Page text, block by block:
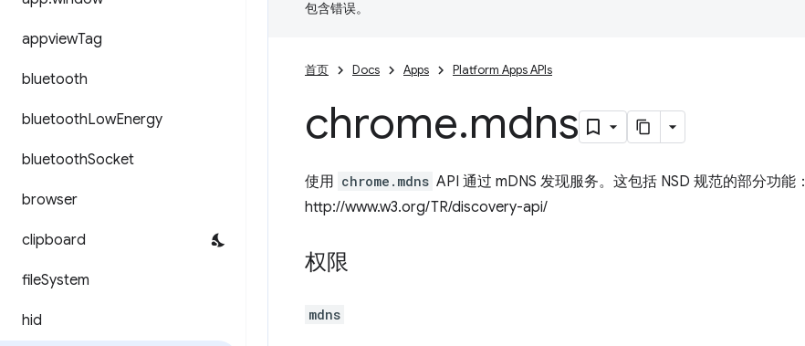
appviewTag
bluetooth
bluetoothLowEnergy
bluetoothSocket
browser
clipboard
fileSystem
hid
包含错误。
首页 Docs Apps Platform Apps APIs
chrome.mdns
使用 chrome.mdns API 通过 mDNS 发现服务。这包括 NSD 规范的部分功能：
http://www.w3.org/TR/discovery-api/
权限
mdns